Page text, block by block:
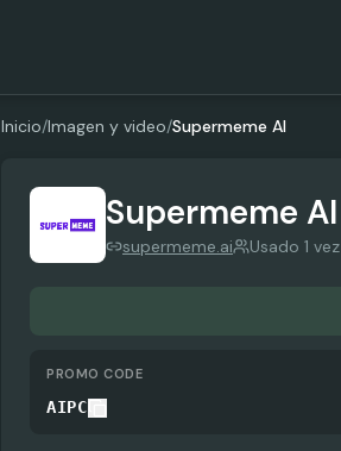
Inicio/Imagen y video/Supermeme AI
Supermeme AI
supermeme.ai Usado 1 vez
PROMO CODE
AIPC